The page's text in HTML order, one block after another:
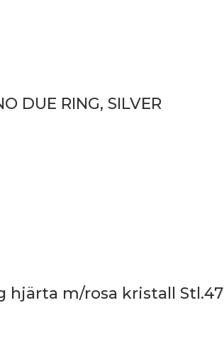
DUE RING, SILVER
hjärta m/rosa kristall Stl.47